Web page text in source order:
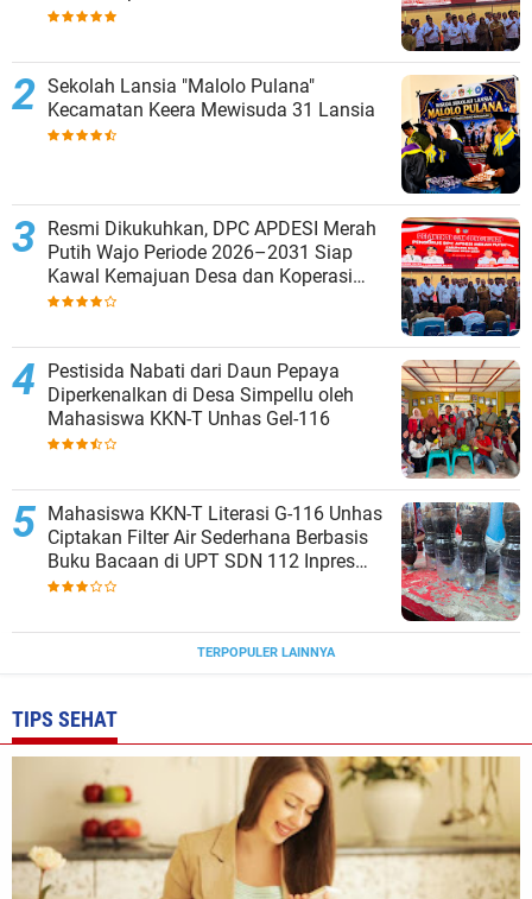
Sekolah Lansia "Malolo Pulana"
Kecamatan Keera Mewisuda 31 Lansia
Resmi Dikukuhkan, DPC APDESI Merah
Putih Wajo Periode 2026–2031 Siap
Kawal Kemajuan Desa dan Koperasi
Merah Putih
Pestisida Nabati dari Daun Pepaya
Diperkenalkan di Desa Simpellu oleh
Mahasiswa KKN-T Unhas Gel-116
Mahasiswa KKN-T Literasi G-116 Unhas
Ciptakan Filter Air Sederhana Berbasis
Buku Bacaan di UPT SDN 112 Inpres
Bontomanai
TERPOPULER LAINNYA
TIPS SEHAT